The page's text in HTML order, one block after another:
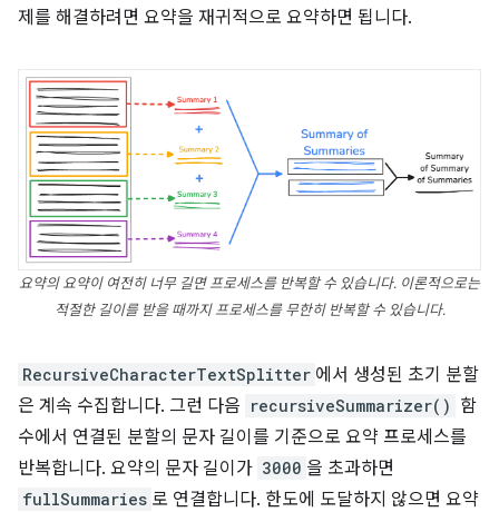
제를 해결하려면 요약을 재귀적으로 요약하면 됩니다.
요약의 요약이 여전히 너무 길면 프로세스를 반복할 수 있습니다. 이론적으로는
적절한 길이를 받을 때까지 프로세스를 무한히 반복할 수 있습니다.
RecursiveCharacterTextSplitter 에서 생성된 초기 분할
은 계속 수집합니다. 그런 다음 recursiveSummarizer() 함
수에서 연결된 분할의 문자 길이를 기준으로 요약 프로세스를
반복합니다. 요약의 문자 길이가 3000 을 초과하면
fullSummaries 로 연결합니다. 한도에 도달하지 않으면 요약